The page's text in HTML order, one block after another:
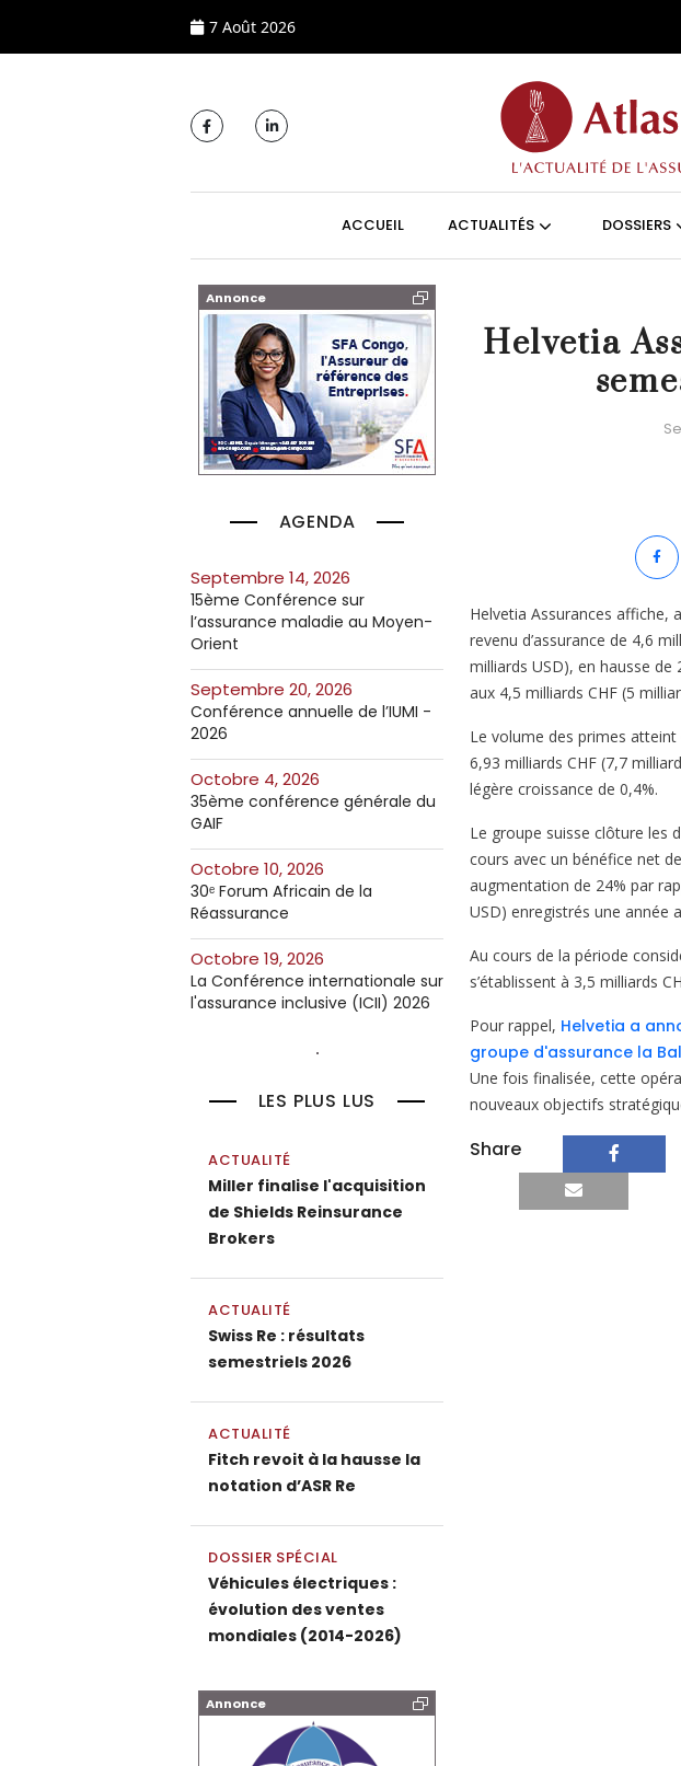
7 Août 2026
ACCUEIL ACTUALITÉS DOSSIERS
Annonce
AGENDA
septembre 14, 2026
15ème Conférence sur
l’assurance maladie au Moyen-
Orient
septembre 20, 2026
Conférence annuelle de l’IUMI -
2026
octobre 4, 2026
35ème conférence générale du
GAIF
octobre 10, 2026
30ᵉ Forum Africain de la
Réassurance
octobre 19, 2026
La Conférence internationale sur
l'assurance inclusive (ICII) 2026
LES PLUS LUS
ACTUALITÉ
Miller finalise l'acquisition
de Shields Reinsurance
Brokers
ACTUALITÉ
Swiss Re : résultats
semestriels 2026
ACTUALITÉ
Fitch revoit à la hausse la
notation d’ASR Re
DOSSIER SPÉCIAL
Véhicules électriques :
évolution des ventes
mondiales (2014-2026)
Annonce
Helvetia
Helvetia Assurances affiche,
revenu d’assurance de 4,6
milliards USD), en hausse de
aux 4,5 milliards CHF (5
Le volume des primes atteint
6,93 milliards CHF (7,7
légère croissance de 0,4%.
Le groupe suisse clôture les
cours avec un bénéfice net
augmentation de 24% par
USD) enregistrés une année
Au cours de la période
s’établissent à 3,5 milliards
Pour rappel, Helvetia a
groupe d'assurance la
Une fois finalisée, cette
nouveaux objectifs
Share